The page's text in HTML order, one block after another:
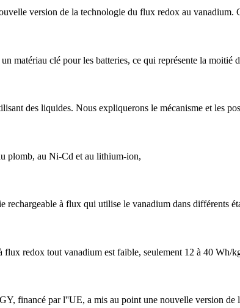
version de la technologie du flux redox au vanadium.
matériau clé pour les batteries, ce qui représente la
des liquides. Nous expliquerons le mécanisme et les
plomb, au Ni-Cd et au lithium-ion,
à flux qui utilise le vanadium dans différents
flux redox tout vanadium est faible, seulement 12 à 40 Wh/
financé par l''UE, a mis au point une nouvelle version